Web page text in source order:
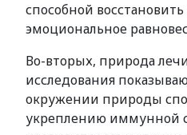
способной
эмоциональное
Во-вторых, природа
исследования
окружении природы
укреплению иммунной